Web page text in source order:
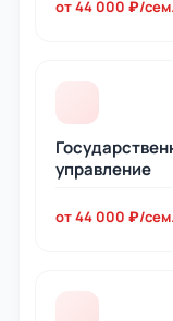
от 44 000 ₽/сем.
управление
от 44 000 ₽/сем.